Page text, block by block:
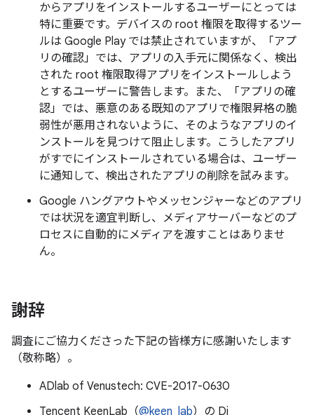
からアプリをインストールするユーザーにとっては
特に重要です。デバイスの root 権限を取得するツー
ルは Google Play では禁止されていますが、「アプ
リの確認」では、アプリの入手元に関係なく、検出
された root 権限取得アプリをインストールしよう
とするユーザーに警告します。また、「アプリの確
認」では、悪意のある既知のアプリで権限昇格の脆
弱性が悪用されないように、そのようなアプリのイ
ンストールを見つけて阻止します。こうしたアプリ
がすでにインストールされている場合は、ユーザー
に通知して、検出されたアプリの削除を試みます。
Google ハングアウトやメッセンジャーなどのアプリ
では状況を適宜判断し、メディアサーバーなどのプ
ロセスに自動的にメディアを渡すことはありませ
ん。
謝辞
調査にご協力くださった下記の皆様方に感謝いたします
（敬称略）。
ADlab of Venustech: CVE-2017-0630
Tencent KeenLab（@keen_lab）の Di